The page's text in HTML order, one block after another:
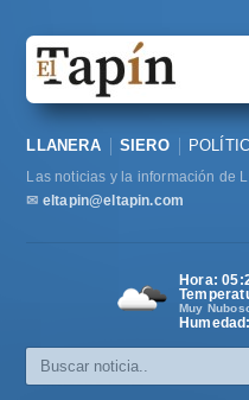
Sociedad
Política
Cultura
LLANERA SIERO
Las noticias y la información de
✉ eltapin@eltapin.com
Hora:
Muy